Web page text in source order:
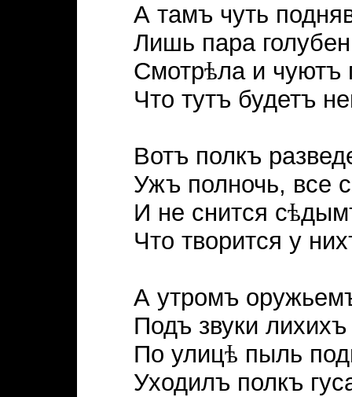
А тамъ чуть
Лишь пара
Смотрѣла и чуютъ
Что тутъ будетъ
Вотъ полкъ
Ужъ полночь, все
И не снится сѣ
Что творится у
А утромъ
Подъ звуки
По улицѣ пыль
Уходилъ полкъ